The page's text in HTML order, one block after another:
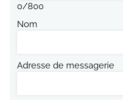
0/800
Nom
Adresse de messagerie